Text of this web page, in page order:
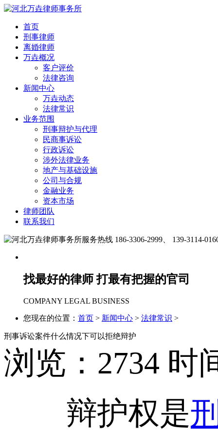
首页
刑事律师
离婚律师
万垚概况
客户评价
法律咨询
新闻中心
万垚动态
法律常识
业务范围
刑事辩护与代理
民商事诉讼
行政诉讼
涉外法律业务
地产与基础设施
公司与合规
金融业务
资本市场
律师团队
联系我们
186-3306-2999、 139-3114-
找最好的律师 打最有把握的官司
COMPANY LEGAL BUSINESS
您现在的位置： 首页 > 新闻中心 > 法律常识 >
刑事诉讼案件什么情况下可以拒绝辩护
浏览： 2734 时
辩护权是